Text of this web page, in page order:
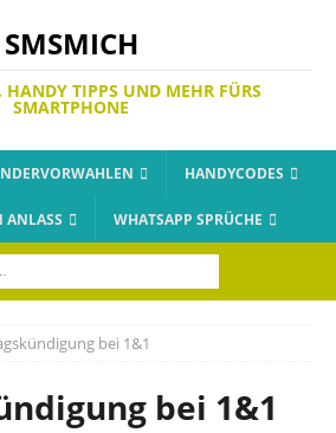
SMSMICH
HANDY TIPPS UND MEHR FÜRS
SMARTPHONE
HANDYCODES
ANLASS WHATSAPP SPRÜCHE
bei 1&1
bei 1&1